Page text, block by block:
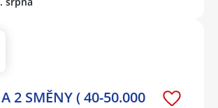
2 SMĚNY ( 40-50.000